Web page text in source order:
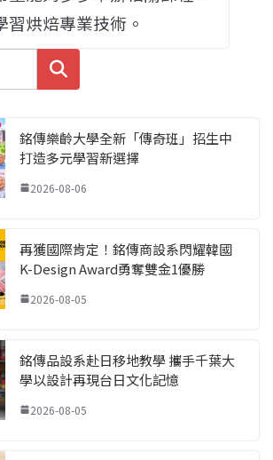
習烘焙專業技術。
搜尋
銘傳樂齡大學全新「傳奇班」招生中
打造多元學習新選擇
2026-08-06
再獲國際肯定！銘傳商設系閃耀韓國
K-Design Award勇奪雙金1優勝
2026-08-05
銘傳品設系赴日移地教學 攜手千葉大
學以設計再現台日文化記憶
2026-08-05